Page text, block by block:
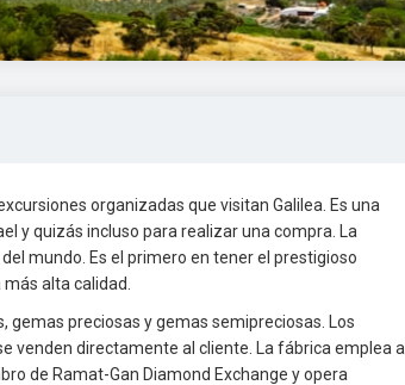
organizadas que visitan Galilea. Es una
y quizás incluso para realizar una compra. La
mundo. Es el primero en tener el prestigioso
alta calidad.
gemas preciosas y gemas semipreciosas. Los
venden directamente al cliente. La fábrica emplea a
de Ramat-Gan Diamond Exchange y opera